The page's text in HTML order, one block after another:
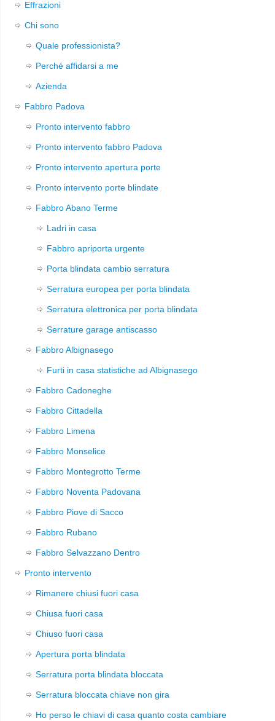
Effrazioni
Chi sono
Quale professionista?
Perché affidarsi a me
Azienda
Fabbro Padova
Pronto intervento fabbro
Pronto intervento fabbro Padova
Pronto intervento apertura porte
Pronto intervento porte blindate
Fabbro Abano Terme
Ladri in casa
Fabbro apriporta urgente
Porta blindata cambio serratura
Serratura europea per porta blindata
Serratura elettronica per porta blindata
Serrature garage antiscasso
Fabbro Albignasego
Furti in casa statistiche ad Albignasego
Fabbro Cadoneghe
Fabbro Cittadella
Fabbro Limena
Fabbro Monselice
Fabbro Montegrotto Terme
Fabbro Noventa Padovana
Fabbro Piove di Sacco
Fabbro Rubano
Fabbro Selvazzano Dentro
Pronto intervento
Rimanere chiusi fuori casa
Chiusa fuori casa
Chiuso fuori casa
Apertura porta blindata
Serratura porta blindata bloccata
Serratura bloccata chiave non gira
Ho perso le chiavi di casa quanto costa cambiare